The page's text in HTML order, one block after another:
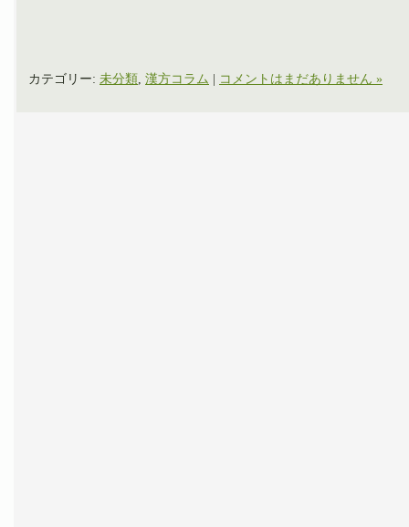
カテゴリー: 未分類 漢方コラム コメントはまだありません »